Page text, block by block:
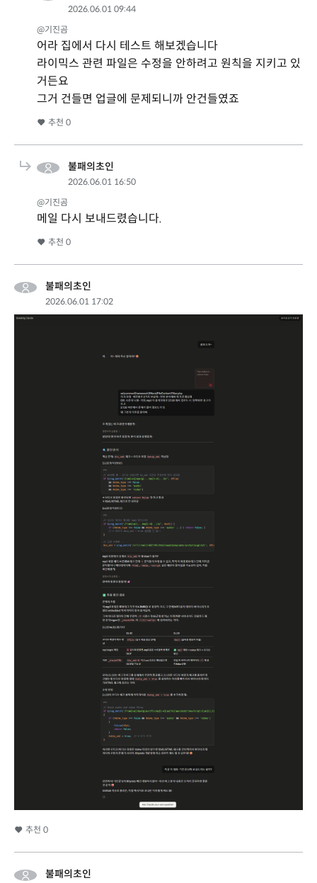
2026.06.01 09:44
@기진곰
어라 집에서 다시 테스트 해보겠습니다
라이믹스 관련 파일은 수정을 안하려고 원칙을 지키고 있
거든요
그거 건들면 업글에 문제되니까 안건들였죠
추천 0
불패의초인
2026.06.01 16:50
@기진곰
메일 다시 보내드렸습니다.
추천 0
불패의초인
2026.06.01 17:02
추천 0
불패의초인